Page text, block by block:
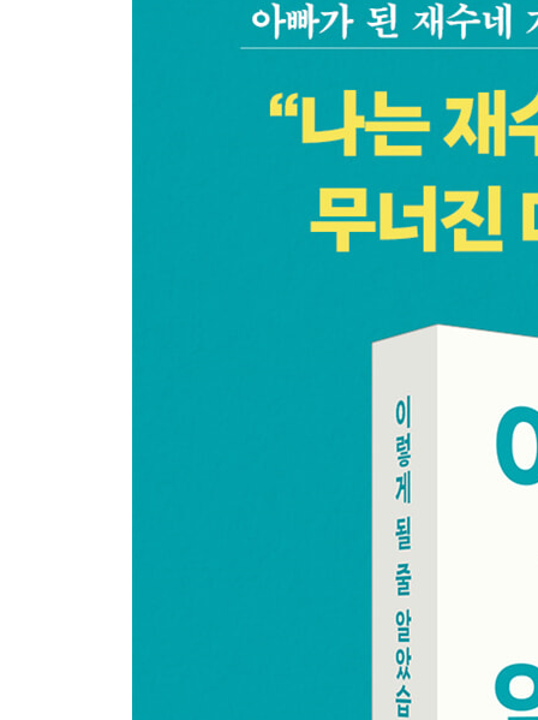
부작용|일단 안 먹어 스타일|전염성 다리 찢기|많